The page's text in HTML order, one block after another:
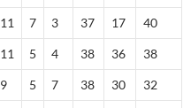
11 7 3 37 17 40
11 5 4 38 36 38
9 5 7 38 30 32